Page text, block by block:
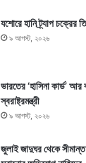
যশোরে হানি ট্র্যাপ চক্রের
৯ আগস্ট, ২০২৬
ভারতের ‘হাসিনা কার্ড’
স্বরাষ্ট্রমন্ত্রী
৯ আগস্ট, ২০২৬
জুলাই জাদুঘর থেকে